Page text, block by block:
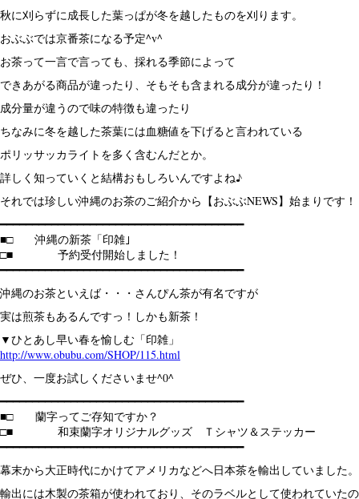
秋に刈らずに成長した葉っぱが冬を越したものを刈ります。
おぶぶでは京番茶になる予定^v^
お茶って一言で言っても、採れる季節によって
できあがる商品が違ったり、そもそも含まれる成分が違ったり！
成分量が違うので味の特徴も違ったり
ちなみに冬を越した茶葉には血糖値を下げると言われている
ポリッサッカライトを多く含むんだとか。
詳しく知っていくと結構おもしろいんですよね♪
それでは珍しい沖縄のお茶のご紹介から【おぶぶNEWS】始まりです！
━━━━━━━━━━━━━━━━━━━━━━━━━━━━━━━━━━━━━━
■□ 沖縄の新茶「印雑｣
□■ 予約受付開始しました！
━━━━━━━━━━━━━━━━━━━━━━━━━━━━━━━━━━━━━━
沖縄のお茶といえば・・・さんぴん茶が有名ですが
実は煎茶もあるんですっ！しかも新茶！
▼ひとあし早い春を愉しむ「印雑」
http://www.obubu.com/SHOP/115.html
ぜひ、一度お試しくださいませ^0^
━━━━━━━━━━━━━━━━━━━━━━━━━━━━━━━━━━━━━━
■□ 蘭字ってご存知ですか？
□■ 和束蘭字オリジナルグッズ Ｔシャツ＆ステッカー
━━━━━━━━━━━━━━━━━━━━━━━━━━━━━━━━━━━━━━
幕末から大正時代にかけてアメリカなどへ日本茶を輸出していました。
輸出には木製の茶箱が使われており、そのラベルとして使われていたの